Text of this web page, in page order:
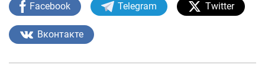
Facebook Telegram Twitter
Вконтакте